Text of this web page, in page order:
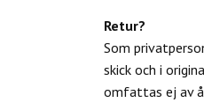
Retur?
Som
skick och i
omfattas ej av